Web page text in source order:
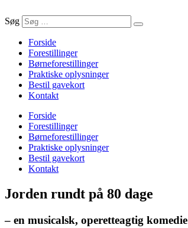
Søg
Forside
Forestillinger
Børneforestillinger
Praktiske oplysninger
Bestil gavekort
Kontakt
Forside
Forestillinger
Børneforestillinger
Praktiske oplysninger
Bestil gavekort
Kontakt
Jorden rundt på 80 dage
– en musicalsk, operetteagtig komedie